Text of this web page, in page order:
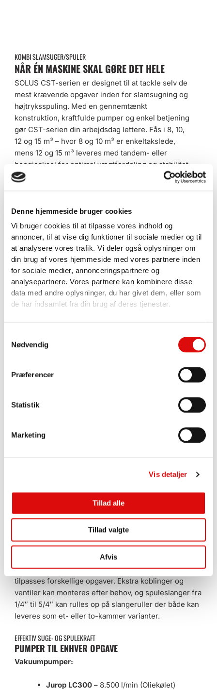
Denne hjemmeside bruger cookies
Vi bruger cookies til at tilpasse vores indhold og
annoncer, til at vise dig funktioner til sociale medier og til
at analysere vores trafik. Vi deler også oplysninger om
din brug af vores hjemmeside med vores partnere inden
for sociale medier, annonceringspartnere og
analysepartnere. Vores partnere kan kombinere disse
data med andre oplysninger, du har givet dem, eller som
de har indsamlet fra din brug af deres tjenester.
Nødvendig
Præferencer
Statistik
Marketing
Vis detaljer
Tillad alle
Tillad valgte
Afvis
KOMBI SLAMSUGER/SPULER
NÅR ÉN MASKINE SKAL GØRE DET HELE
SOLUS CST-serien er designet til at tackle selv de
mest krævende opgaver inden for slamsugning og
højtryksspuling. Med en gennemtænkt
konstruktion, kraftfulde pumper og enkel betjening
gør CST-serien din arbejdsdag lettere. Fås i 8, 10,
12 og 15 m³ – hvor 8 og 10 m³ er enkeltakslede,
mens 12 og 15 m³ leveres med tandem- eller
boogieaksel for optimal vægtfordeling og stabilitet.
EN SOLID KERNE
SOLUS CST er bygget til at vare. Den robuste,
helgalvaniserede konstruktion sikrer lang levetid og
beskyttelse mod korrosion. Tanken har en diameter
fra Ø 1570 til 1900 mm, og den er udstyret med
slangehylder på begge sider samt mulighed for at
montere galvaniserede trådkurve og værktøjsskabe
til opbevaring af udstyr. Bagtil er CST-serien
forsynet med en tophængt hydraulisk bagluge, der
åbnes og lukkes via hydraulik og er udført med
FRA SLAMSUGER TIL SPULER PÅ SIMPEL VIS
SOLUS CST er en slamsuger og højtryksspuler i en
maksine. Den kan nemt konverteres til udelukkende at
bruges som spuler ved at anvende optionelle
omskiftsventiler. Maskinen er ekstremt alsidig og kan
tilpasses forskellige opgaver. Ekstra koblinger og
ventiler kan monteres efter behov, og spuleslanger fra
1/4″ til 5/4″ kan rulles op på slangeruller der både kan
leveres som et- eller to-kammer varianter.
EFFEKTIV SUGE- OG SPULEKRAFT
PUMPER TIL ENHVER OPGAVE
Vakuumpumper:
Jurop LC300 – 8.500 l/min (Oliekølet)